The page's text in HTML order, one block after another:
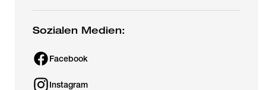
Sozialen Medien:
Facebook
Instagram